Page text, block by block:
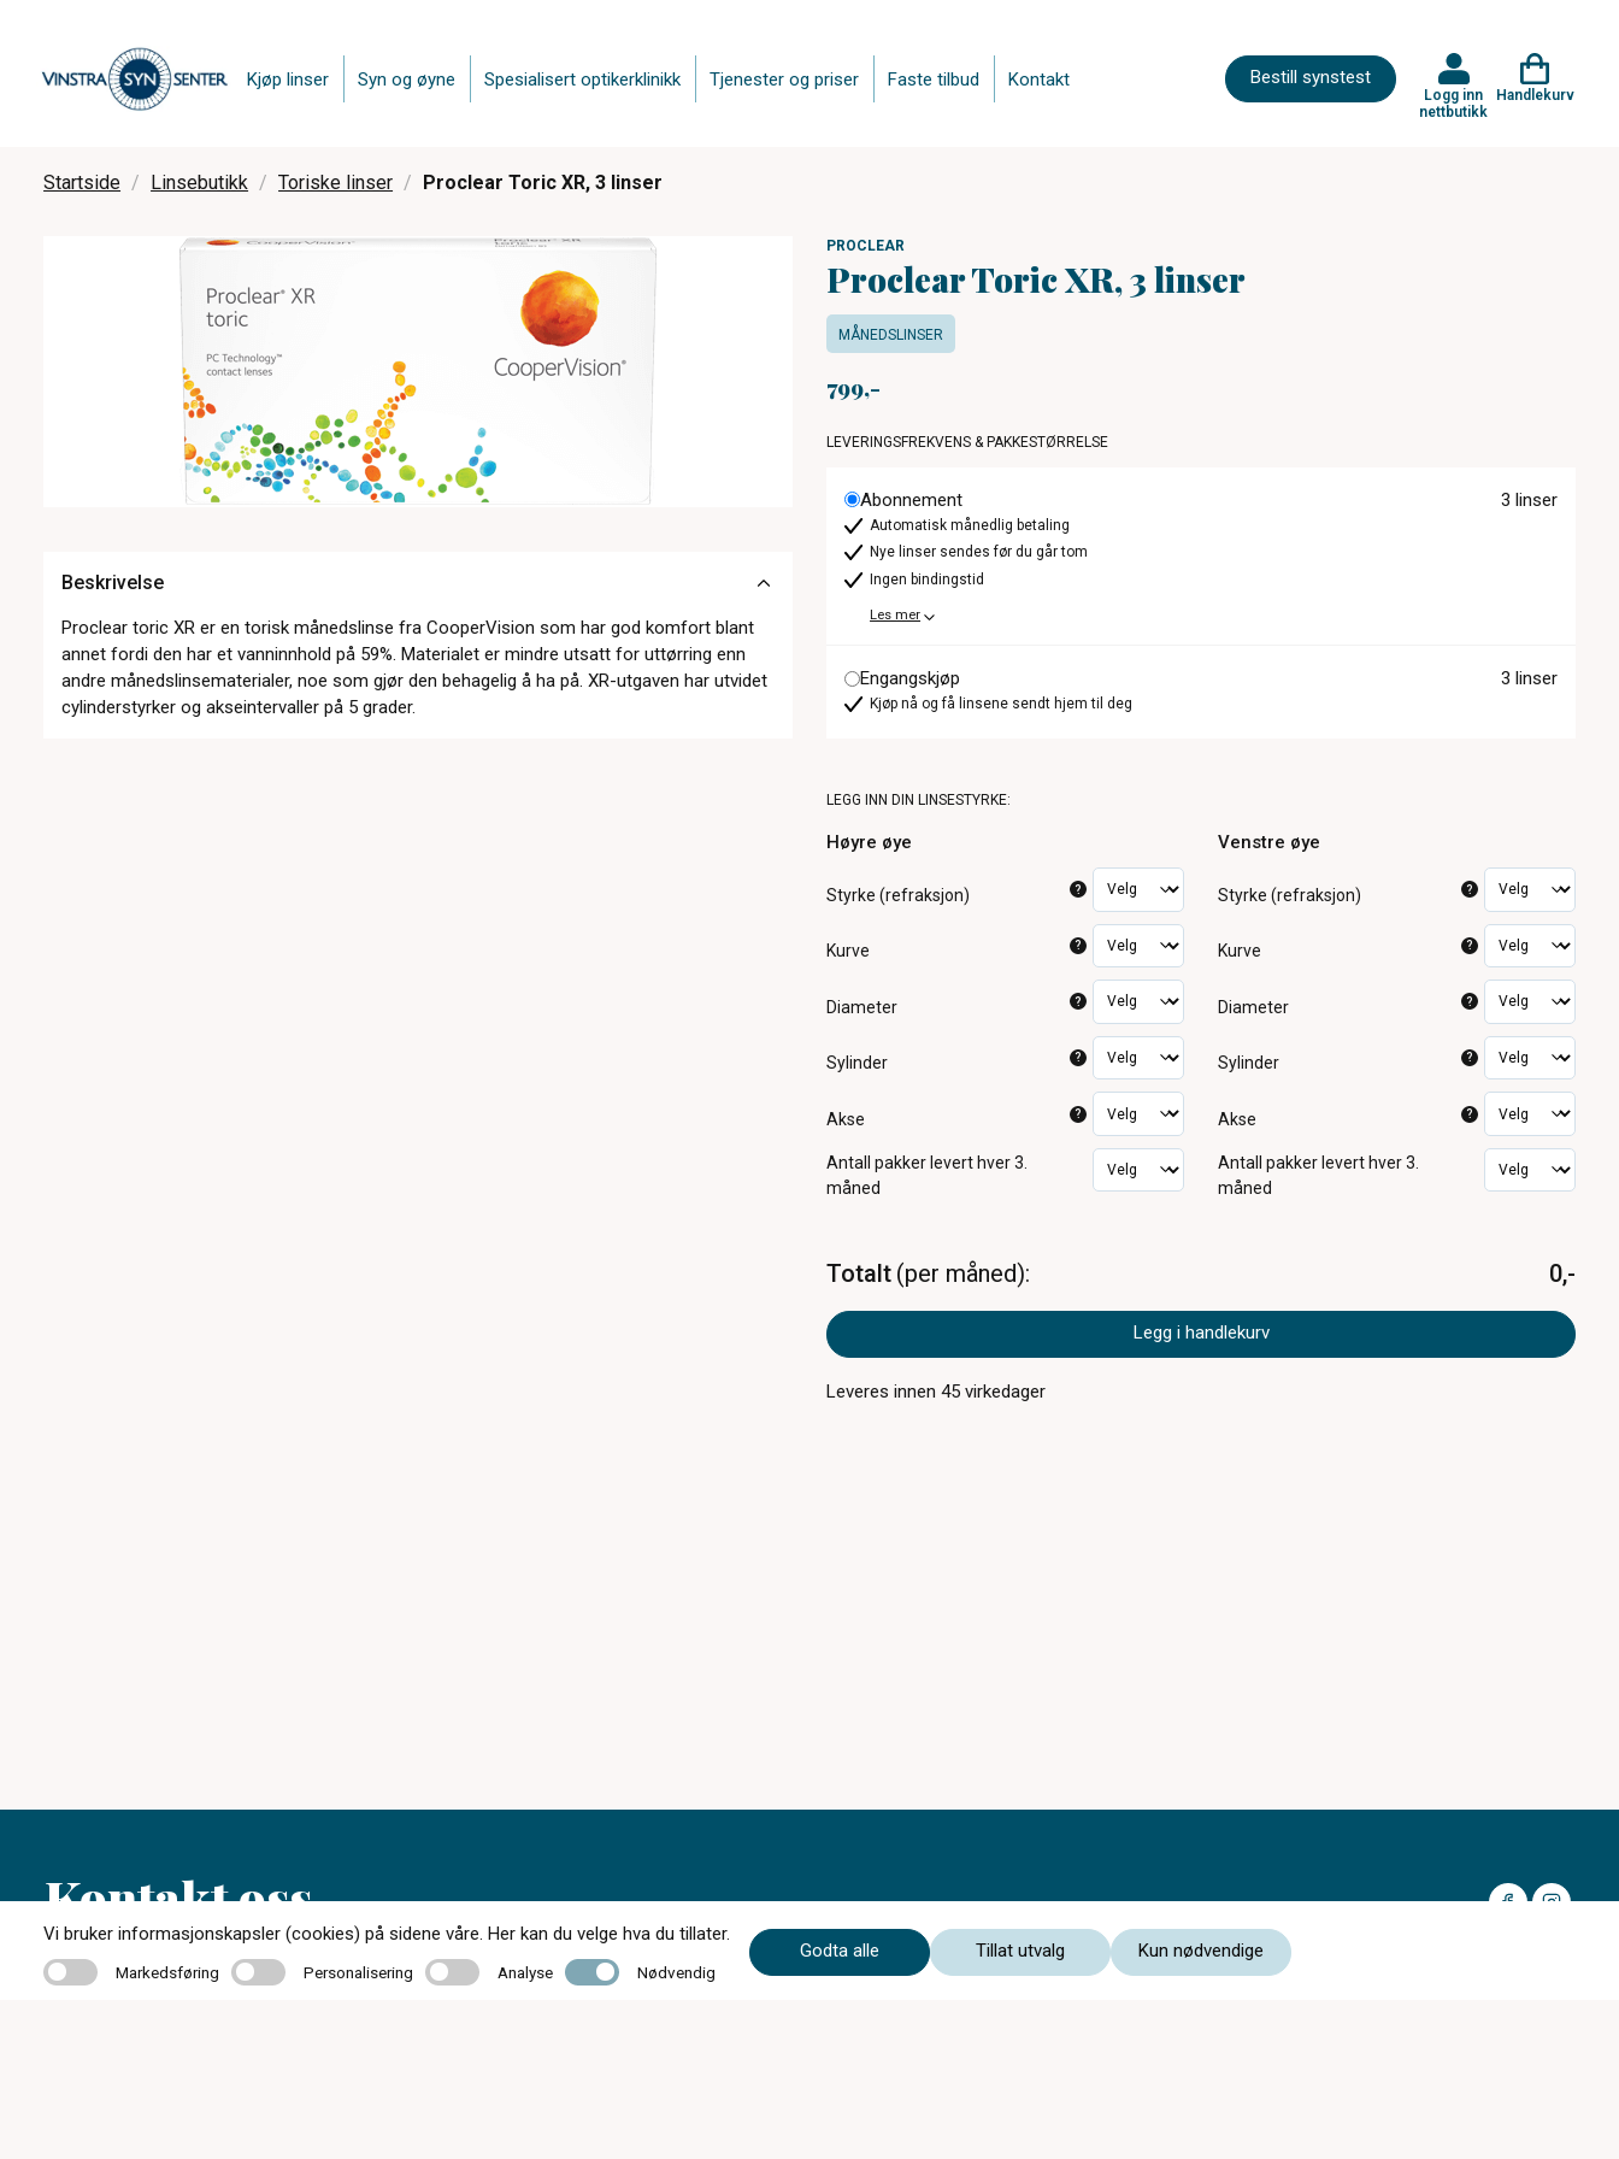
Bestill synstest
Kjøp linser Syn og øyne Spesialisert optikerklinikk Tjenester og priser Faste tilbud Kontakt
Logg inn
nettbutikk
Handlekurv
Startside Linsebutikk Toriske linser Proclear Toric XR, 3 linser
Beskrivelse
Proclear toric XR er en torisk månedslinse fra CooperVision som har god komfort blant
annet fordi den har et vanninnhold på 59%. Materialet er mindre utsatt for uttørring enn
andre månedslinsematerialer, noe som gjør den behagelig å ha på. XR-utgaven har utvidet
cylinderstyrker og akseintervaller på 5 grader.
PROCLEAR
Proclear Toric XR, 3 linser
MÅNEDSLINSER
799
LEVERINGSFREKVENS & PAKKESTØRRELSE
Abonnement 3 linser
Automatisk månedlig betaling
Nye linser sendes før du går tom
Ingen bindingstid
Les mer
Engangskjøp 3 linser
Kjøp nå og få linsene sendt hjem til deg
LEGG INN DIN LINSESTYRKE:
Høyre øye
Styrke (refraksjon) ?
Kurve ?
Diameter ?
Sylinder ?
Akse ?
Antall pakker levert hver 3.
måned
Venstre øye
Styrke (refraksjon) ?
Kurve ?
Diameter ?
Sylinder ?
Akse ?
Antall pakker levert hver 3.
måned
Totalt per måned 0,-
Legg i handlekurv
Leveres innen45 virkedager
Kontakt oss
95 25 26 40
Vi bruker informasjonskapsler (cookies) på sidene våre. Her kan du velge hva du tillater.
MarkedsføringMarkedsføring PersonaliseringPersonalisering Analyse Analyse Nødvendig Nødvendig
Godta alle Tillat utvalg Kun nødvendige